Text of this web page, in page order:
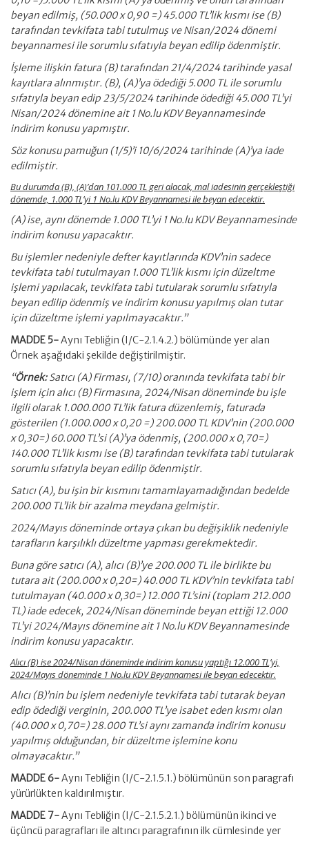
beyan edilmiş, (50.000 x 0,90 =) 45.000 TL’lik kısmı ise (B)
tarafından tevkifata tabi tutulmuş ve Nisan/2024 dönemi
beyannamesi ile sorumlu sıfatıyla beyan edilip ödenmiştir.
İşleme ilişkin fatura (B) tarafından 21/4/2024 tarihinde yasal
kayıtlara alınmıştır. (B), (A)’ya ödediği 5.000 TL ile sorumlu
sıfatıyla beyan edip 23/5/2024 tarihinde ödediği 45.000 TL’yi
Nisan/2024 dönemine ait 1 No.lu KDV Beyannamesinde
indirim konusu yapmıştır.
Söz konusu pamuğun (1/5)’i 10/6/2024 tarihinde (A)’ya iade
edilmiştir.
Bu durumda (B), (A)’dan 101.000 TL geri alacak, mal iadesinin gerçekleştiği
dönemde, 1.000 TL’yi 1 No.lu KDV Beyannamesi ile beyan edecektir.
(A) ise, aynı dönemde 1.000 TL’yi 1 No.lu KDV Beyannamesinde
indirim konusu yapacaktır.
Bu işlemler nedeniyle defter kayıtlarında KDV’nin sadece
tevkifata tabi tutulmayan 1.000 TL’lik kısmı için düzeltme
işlemi yapılacak, tevkifata tabi tutularak sorumlu sıfatıyla
beyan edilip ödenmiş ve indirim konusu yapılmış olan tutar
için düzeltme işlemi yapılmayacaktır.”
MADDE 5-Aynı Tebliğin (I/C-2.1.4.2.) bölümünde yer alan
Örnek aşağıdaki şekilde değiştirilmiştir.
“Örnek:Satıcı (A) Firması, (7/10) oranında tevkifata tabi bir
işlem için alıcı (B) Firmasına, 2024/Nisan döneminde bu işle
ilgili olarak 1.000.000 TL’lik fatura düzenlemiş, faturada
gösterilen (1.000.000 x 0,20 =) 200.000 TL KDV’nin (200.000
x 0,30=) 60.000 TL’si (A)’ya ödenmiş, (200.000 x 0,70=)
140.000 TL’lik kısmı ise (B) tarafından tevkifata tabi tutularak
sorumlu sıfatıyla beyan edilip ödenmiştir.
Satıcı (A), bu işin bir kısmını tamamlayamadığından bedelde
200.000 TL’lik bir azalma meydana gelmiştir.
2024/Mayıs döneminde ortaya çıkan bu değişiklik nedeniyle
tarafların karşılıklı düzeltme yapması gerekmektedir.
Buna göre satıcı (A), alıcı (B)’ye 200.000 TL ile birlikte bu
tutara ait (200.000 x 0,20=) 40.000 TL KDV’nin tevkifata tabi
tutulmayan (40.000 x 0,30=) 12.000 TL’sini (toplam 212.000
TL) iade edecek, 2024/Nisan döneminde beyan ettiği 12.000
TL’yi 2024/Mayıs dönemine ait 1 No.lu KDV Beyannamesinde
indirim konusu yapacaktır.
Alıcı (B) ise 2024/Nisan döneminde indirim konusu yaptığı 12.000 TL’yi,
2024/Mayıs döneminde 1 No.lu KDV Beyannamesi ile beyan edecektir.
Alıcı (B)’nin bu işlem nedeniyle tevkifata tabi tutarak beyan
edip ödediği verginin, 200.000 TL’ye isabet eden kısmı olan
(40.000 x 0,70=) 28.000 TL’si aynı zamanda indirim konusu
yapılmış olduğundan, bir düzeltme işlemine konu
olmayacaktır.”
MADDE 6-Aynı Tebliğin (I/C-2.1.5.1.) bölümünün son paragrafı
yürürlükten kaldırılmıştır.
MADDE 7-Aynı Tebliğin (I/C-2.1.5.2.1.) bölümünün ikinci ve
üçüncü paragrafları ile altıncı paragrafının ilk cümlesinde yer